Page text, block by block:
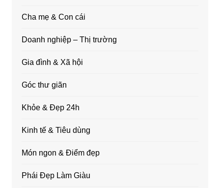
Cha mẹ & Con cái
Doanh nghiệp – Thị trường
Gia đình & Xã hội
Góc thư giãn
Khỏe & Đẹp 24h
Kinh tế & Tiêu dùng
Món ngon & Điểm đẹp
Phái Đẹp Làm Giàu